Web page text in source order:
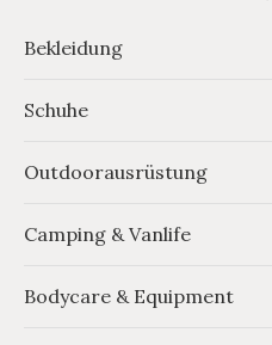
Bekleidung
Schuhe
Outdoorausrüstung
Camping & Vanlife
Bodycare & Equipment